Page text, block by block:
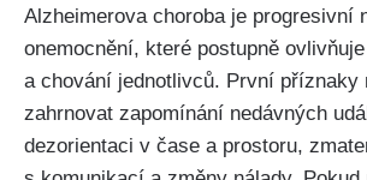
Alzheimerova choroba je progresivní
onemocnění, které postupně
a chování jednotlivců. První příznaky
zahrnovat zapomínání nedávných
dezorientaci v čase a prostoru,